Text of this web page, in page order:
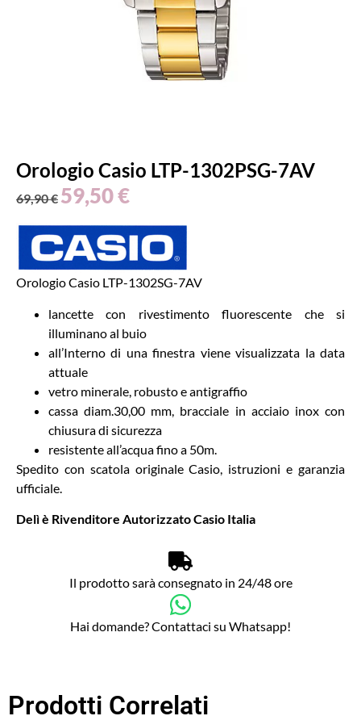
Orologio Casio LTP-1302PSG-7AV
69,90€ 59,50€
Orologio Casio LTP-1302SG-7AV
lancette con rivestimento fluorescente che si
illuminano al buio
all’Interno di una finestra viene visualizzata la data
attuale
vetro minerale, robusto e antigraffio
cassa diam.30,00 mm, bracciale in acciaio inox con
chiusura di sicurezza
resistente all’acqua fino a 50m.
Spedito con scatola originale Casio, istruzioni e garanzia
ufficiale.
Delì è Rivenditore Autorizzato Casio Italia
Il prodotto sarà consegnato in 24/48 ore
Hai domande? Contattaci su Whatsapp!
Prodotti Correlati